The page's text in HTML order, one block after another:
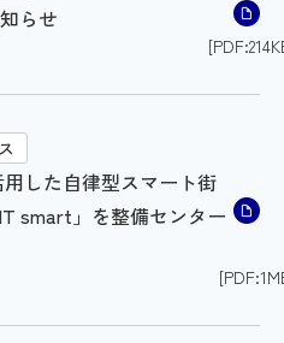
らせ
した自律型スマート街
smart」を整備センター